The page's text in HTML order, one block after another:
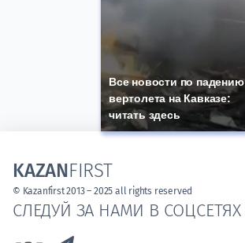
Все новости по падению
вертолета на Кавказе:
читать здесь
СЛЕДУЙ ЗА НАМИ В СОЦСЕТЯХ
KAZANFIRST
© Kazanfirst 2013 – 2025 all rights reserved